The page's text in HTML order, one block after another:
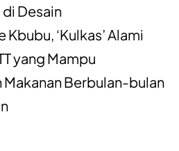
Desain
‘Kulkas’ Alami
yang Mampu
Berbulan-bulan